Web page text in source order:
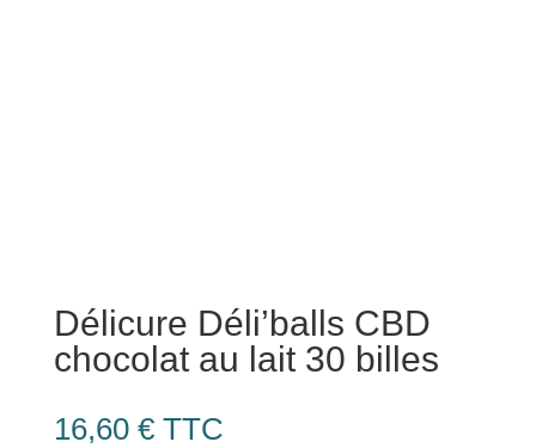
Délicure Déli’balls CBD
chocolat au lait 30 billes
16,60 € TTC